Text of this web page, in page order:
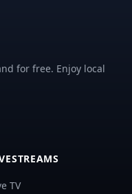
for free. Enjoy local
TV